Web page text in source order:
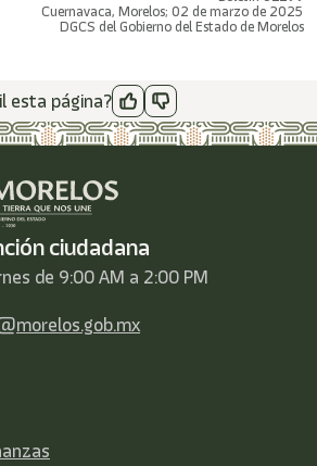
Cuernavaca, Morelos; 02 de marzo de 2025
DGCS del Gobierno del Estado de Morelos
esta página?
ciudadana
de 9:00 AM a 2:00 PM